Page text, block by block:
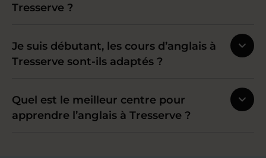
Tresserve ?
Je suis débutant, les cours d’anglais à
Tresserve sont-ils adaptés ?
Quel est le meilleur centre pour
apprendre l’anglais à Tresserve ?